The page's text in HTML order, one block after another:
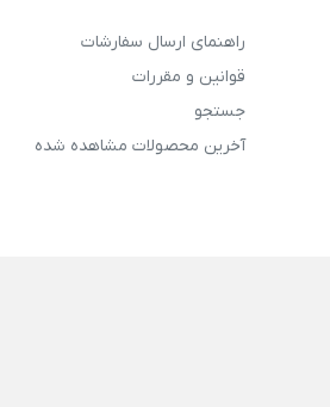
راهنمای ارسال سفارشات
قوانین و مقررات
جستجو
آخرین محصولات مشاهده شده